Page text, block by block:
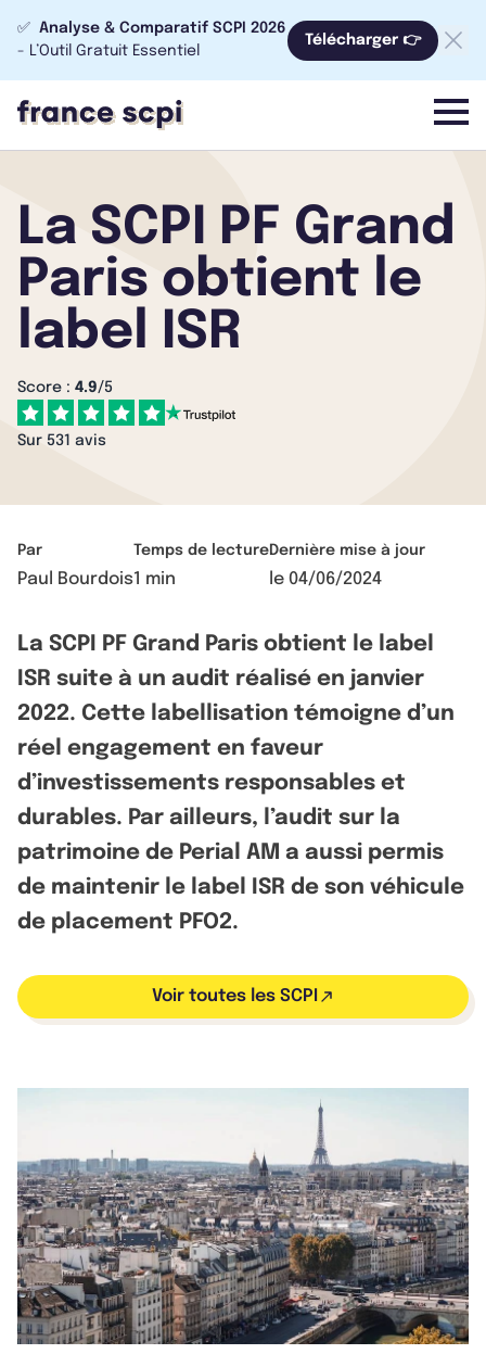
✅ Analyse & Comparatif SCPI 2026
- L’Outil Gratuit Essentiel
Télécharger 👉
menu
La SCPI PF Grand
Paris obtient le
label ISR
Score : 4.9/5
Sur 531 avis
Par
Paul Bourdois
Temps de lecture
1 min
Dernière mise à jour
le 04/06/2024
La SCPI PF Grand Paris obtient le label
ISR suite à un audit réalisé en janvier
2022. Cette labellisation témoigne d’un
réel engagement en faveur
d’investissements responsables et
durables. Par ailleurs, l’audit sur la
patrimoine de Perial AM a aussi permis
de maintenir le label ISR de son véhicule
de placement PFO2.
Voir toutes les SCPI